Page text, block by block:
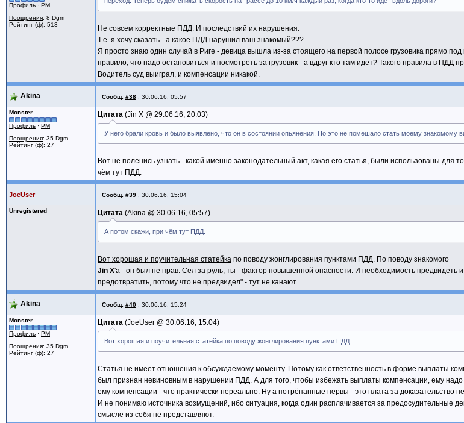
Профиль · PM
Поощрения: 8 Dgm
Рейтинг (ф): 513
Не совсем корректные ПДД. И последствий их нарушения.
Т.е. я хочу сказать - а какое ПДД нарушил ваш знакомый???
Я просто знаю один случай в Риге - девица вышла из-за стоящего на первой полосе грузовика прямо
правило, что надо остановиться и посмотреть за грузовик - а вдруг кто там идет? Такого правила в ПДД
Водитель суд выиграл, и компенсации никакой.
Akina Сообщ. #38 30.06.16, 05:57
Monster
Профиль · PM
Поощрения: 35 Dgm
Рейтинг (ф): 27
Цитата Jin X @ 29.06.16, 20:03
У него брали кровь и было выявлено, что он в состоянии опьянения. Но это не помешало стать моему
Вот не поленись узнать - какой именно законодательный акт, какая его статья, были использованы
чём тут ПДД.
JoeUser Сообщ. #39 30.06.16, 15:04
Unregistered Цитата Akina @ 30.06.16, 05:57
А потом скажи, при чём тут ПДД.
Вот хорошая и поучительная статейка по поводу жонглирования пунктами ПДД. По поводу знакомого
Jin X'а - он был не прав. Сел за руль, ты - фактор повышенной опасности. И необходимость предвидеть
предотвратить, потому что не предвидел" - тут не канают.
Akina Сообщ. #40 30.06.16, 15:24
Monster
Профиль · PM
Поощрения: 35 Dgm
Рейтинг (ф): 27
Цитата JoeUser @ 30.06.16, 15:04
Вот хорошая и поучительная статейка по поводу жонглирования пунктами ПДД.
Статья не имеет отношения к обсуждаемому моменту. Потому как ответственность в форме выплаты
был признан невиновным в нарушении ПДД. А для того, чтобы избежать выплаты компенсации, ему
ему компенсации - что практически нереально. Ну а потрёпанные нервы - это плата за доказательство
И не понимаю источника возмущений, ибо ситуация, когда один расплачивается за предосудительные
смысле из себя не представляют.